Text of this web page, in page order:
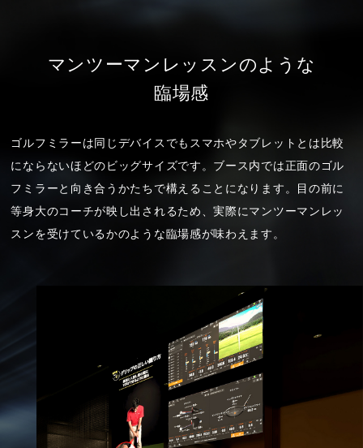
マンツーマン レッスンのような
臨場感
ゴルフミラーは同じデバイスでもスマホやタブレットとは比較
にならないほどのビッグサイズです。ブース内では正面のゴル
フミラーと向き合うかたちで構えることになります。目の前に
等身大のコーチが映し出されるため、実際にマンツーマンレッ
スンを受けているかのような臨場感が味わえます。